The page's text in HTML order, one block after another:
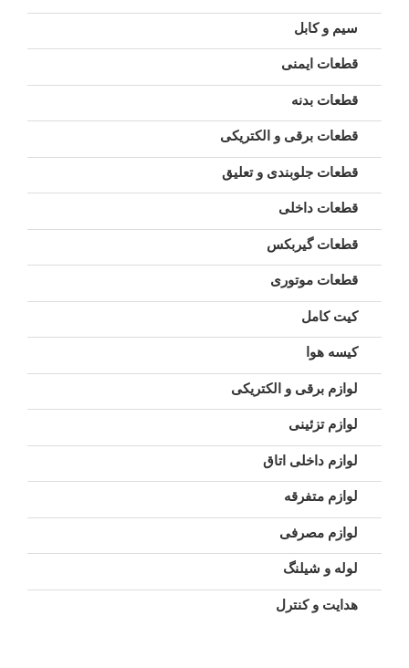
سیم و کابل
قطعات ایمنی
قطعات بدنه
قطعات برقی و الکتریکی
قطعات جلوبندی و تعلیق
قطعات داخلی
قطعات گیربکس
قطعات موتوری
کیت کامل
کیسه هوا
لوازم برقی و الکتریکی
لوازم تزئینی
لوازم داخلی اتاق
لوازم متفرقه
لوازم مصرفی
لوله و شیلنگ
هدایت و کنترل